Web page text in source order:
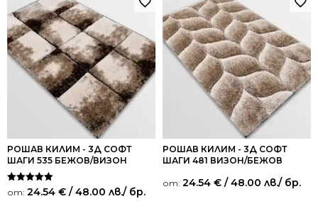
РОШАВ КИЛИМ - 3Д СОФТ
ШАГИ 535 БЕЖОВ/ВИЗОН
Оценено на
5.00
от: 24.54 € / 48.00 лв./ бр.
РОШАВ КИЛИМ - 3Д СОФТ
ШАГИ 481 ВИЗОН/БЕЖОВ
от: 24.54 € / 48.00 лв./ бр.